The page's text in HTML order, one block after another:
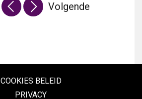
Volgende
COOKIES BELEID
PRIVACY